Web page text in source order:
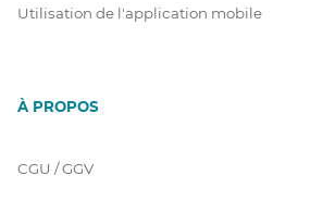
Utilisation de l'application mobile
À PROPOS
CGU / GGV